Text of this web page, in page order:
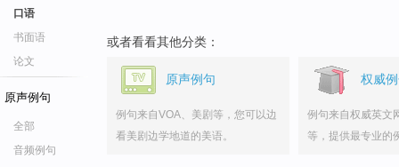
口语
书面语
论文
原声例句
全部
音频例句
或者看看其他分类：
原声例句
例句来自VOA、美剧等，您可以边
看美剧边学地道的美语。
权威
例句来自权威英文
等，提供最专业的